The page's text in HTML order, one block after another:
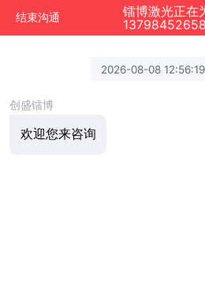
结束沟通
镭博激光正在
13798452658
2026-08-08
创盛镭博
欢迎您来咨询